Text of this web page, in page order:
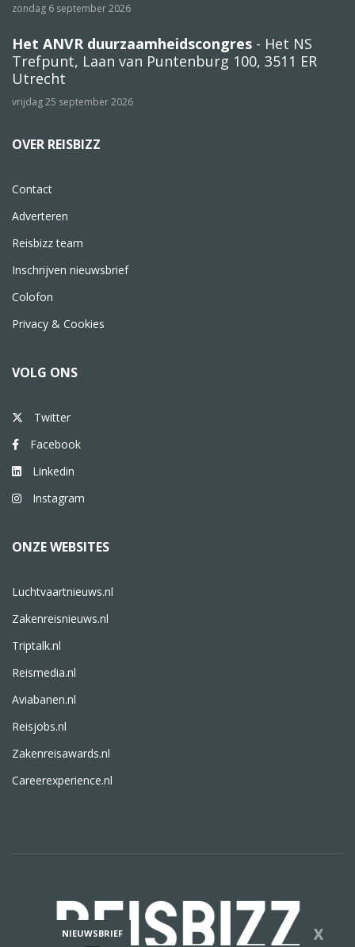
zondag 6 september 2026
Het ANVR duurzaamheidscongres - Het NS
Trefpunt, Laan van Puntenburg 100, 3511 ER
Utrecht
vrijdag 25 september 2026
OVER REISBIZZ
Contact
Adverteren
Reisbizz team
Inschrijven nieuwsbrief
Colofon
Privacy & Cookies
VOLG ONS
Twitter
Facebook
Linkedin
Instagram
ONZE WEBSITES
Luchtvaartnieuws.nl
Zakenreisnieuws.nl
Triptalk.nl
Reismedia.nl
Aviabanen.nl
Reisjobs.nl
Zakenreisawards.nl
Careerexperience.nl
NIEUWSBRIEF X